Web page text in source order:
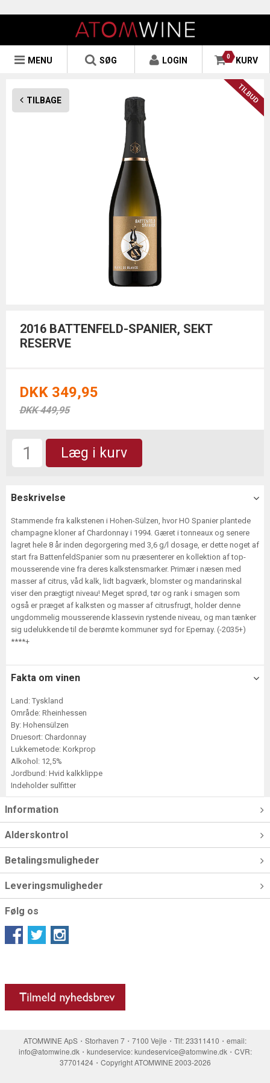
0 KURV
LOGIN
SØG
MENU
TILBAGE
2016 BATTENFELD-SPANIER, SEKT
RESERVE
DKK 349,95
DKK 449,95
Læg i kurv
Beskrivelse
Stammende fra kalkstenen i Hohen-Sülzen, hvor HO Spanier plantede
champagne kloner af Chardonnay i 1994. Gæret i tonneaux og senere
lagret hele 8 år inden degorgering med 3,6 g/l dosage, er dette noget af
start fra BattenfeldSpanier som nu præsenterer en kollektion af top-
mousserende vine fra deres kalkstensmarker. Primær i næsen med
masser af citrus, våd kalk, lidt bagværk, blomster og mandarinskal
viser den prægtigt niveau! Meget sprød, tør og rank i smagen som
også er præget af kalksten og masser af citrusfrugt, holder denne
ungdommelig mousserende klassevin rystende niveau, og man tænker
sig udelukkende til de berømte kommuner syd for Epernay. (-2035+)
****+
Fakta om vinen
Land: Tyskland
Område: Rheinhessen
By: Hohensülzen
Druesort: Chardonnay
Lukkemetode: Korkprop
Alkohol: 12,5%
Jordbund: Hvid kalkklippe
Indeholder sulfitter
Information
Alderskontrol
Betalingsmuligheder
Leveringsmuligheder
Følg os
ATOMWINE ApS・Storhaven 7・7100 Vejle・Tlf: 23311410・email:
info@atomwine.dk・kundeservice: kundeservice@atomwine.dk・CVR:
37701424・Copyright ATOMWINE 2003-2026